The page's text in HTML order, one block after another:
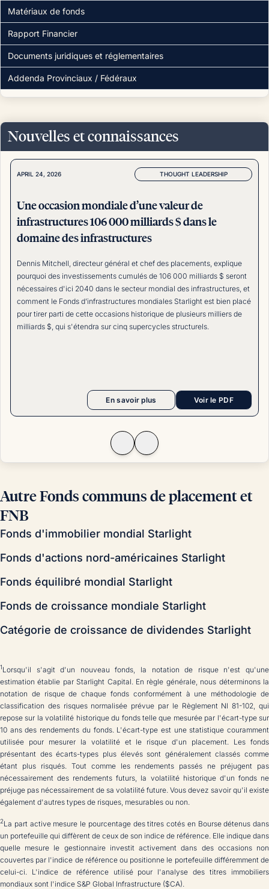
Matériaux de fonds
Rapport Financier
Documents juridiques et réglementaires
Addenda Provinciaux / Fédéraux
Nouvelles et connaissances
APRIL 24, 2026 THOUGHT LEADERSHIP
Une occasion mondiale d’une valeur de
infrastructures 106 000 milliards $ dans le
domaine des infrastructures
Dennis Mitchell, directeur général et chef des placements, explique
pourquoi des investissements cumulés de 106 000 milliards $ seront
nécessaires d'ici 2040 dans le secteur mondial des infrastructures, et
comment le Fonds d’infrastructures mondiales Starlight est bien placé
pour tirer parti de cette occasions historique de plusieurs milliers de
milliards $, qui s'étendra sur cinq supercycles structurels.
En savoir plus Voir le PDF
Autre Fonds communs de placement et
FNB
Fonds d'immobilier mondial Starlight
Fonds d'actions nord-américaines Starlight
Fonds équilibré mondial Starlight
Fonds de croissance mondiale Starlight
Catégorie de croissance de dividendes Starlight
1Lorsqu'il s'agit d'un nouveau fonds, la notation de risque n'est qu'une
estimation établie par Starlight Capital. En règle générale, nous déterminons la
notation de risque de chaque fonds conformément à une méthodologie de
classification des risques normalisée prévue par le Règlement NI 81-102, qui
repose sur la volatilité historique du fonds telle que mesurée par l'écart-type sur
10 ans des rendements du fonds. L'écart-type est une statistique couramment
utilisée pour mesurer la volatilité et le risque d'un placement. Les fonds
présentant des écarts-types plus élevés sont généralement classés comme
étant plus risqués. Tout comme les rendements passés ne préjugent pas
nécessairement des rendements futurs, la volatilité historique d'un fonds ne
préjuge pas nécessairement de sa volatilité future. Vous devez savoir qu'il existe
également d'autres types de risques, mesurables ou non.
2La part active mesure le pourcentage des titres cotés en Bourse détenus dans
un portefeuille qui diffèrent de ceux de son indice de référence. Elle indique dans
quelle mesure le gestionnaire investit activement dans des occasions non
couvertes par l'indice de référence ou positionne le portefeuille différemment de
celui-ci. L'indice de référence utilisé pour l'analyse des titres immobiliers
mondiaux sont l'indice S&P Global Infrastructure ($CA).